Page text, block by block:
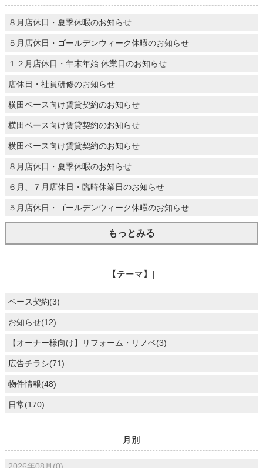
８月店休日・夏季休暇のお知らせ
５月店休日・ゴールデンウィーク休暇のお知らせ
１２月店休日・年末年始 休業日のお知らせ
店休日・社員研修のお知らせ
横田ベース向け賃貸契約のお知らせ
横田ベース向け賃貸契約のお知らせ
横田ベース向け賃貸契約のお知らせ
８月店休日・夏季休暇のお知らせ
６月、７月店休日・臨時休業日のお知らせ
５月店休日・ゴールデンウィーク休暇のお知らせ
もっとみる
【テーマ】|
ベース契約(3)
お知らせ(12)
【オーナー様向け】リフォーム・リノベ(3)
広告チラシ(71)
物件情報(48)
日常(170)
月別
2026年08月(0)